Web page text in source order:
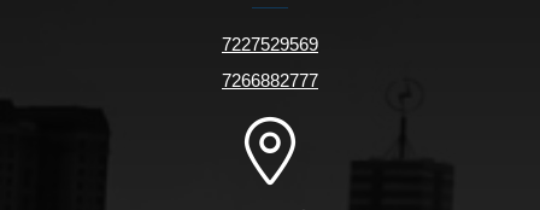
7227529569
7266882777